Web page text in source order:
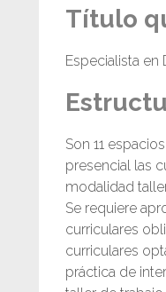
Título
Especialista en
Son 11
presencial las
modalidad
Se requiere
curriculares
curriculares
práctica de